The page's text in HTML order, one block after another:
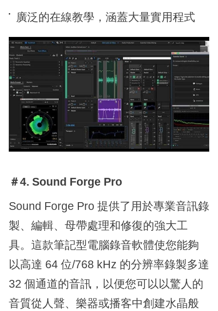
廣泛的在線教學，涵蓋大量實用程式
＃4. Sound Forge Pro
Sound Forge Pro 提供了用於專業音訊錄
製、編輯、母帶處理和修復的強大工
具。這款筆記型電腦錄音軟體使您能夠
以高達 64 位/768 kHz 的分辨率錄製多達
32 個通道的音訊，以便您可以以驚人的
音質從人聲、樂器或播客中創建水晶般